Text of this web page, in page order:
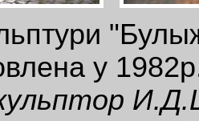
у